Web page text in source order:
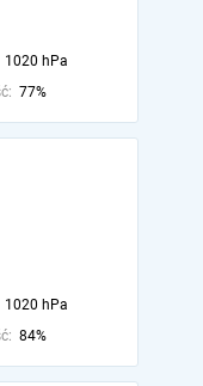
1020 hPa
77%
1020 hPa
84%